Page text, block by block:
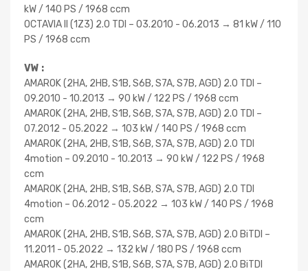
kW / 140 PS / 1968 ccm
OCTAVIA II (1Z3) 2.0 TDI – 03.2010 - 06.2013 → 81 kW / 110
PS / 1968 ccm
VW :
AMAROK (2HA, 2HB, S1B, S6B, S7A, S7B, AGD) 2.0 TDI –
09.2010 - 10.2013 → 90 kW / 122 PS / 1968 ccm
AMAROK (2HA, 2HB, S1B, S6B, S7A, S7B, AGD) 2.0 TDI –
07.2012 - 05.2022 → 103 kW / 140 PS / 1968 ccm
AMAROK (2HA, 2HB, S1B, S6B, S7A, S7B, AGD) 2.0 TDI
4motion – 09.2010 - 10.2013 → 90 kW / 122 PS / 1968
ccm
AMAROK (2HA, 2HB, S1B, S6B, S7A, S7B, AGD) 2.0 TDI
4motion – 06.2012 - 05.2022 → 103 kW / 140 PS / 1968
ccm
AMAROK (2HA, 2HB, S1B, S6B, S7A, S7B, AGD) 2.0 BiTDI –
11.2011 - 05.2022 → 132 kW / 180 PS / 1968 ccm
AMAROK (2HA, 2HB, S1B, S6B, S7A, S7B, AGD) 2.0 BiTDI